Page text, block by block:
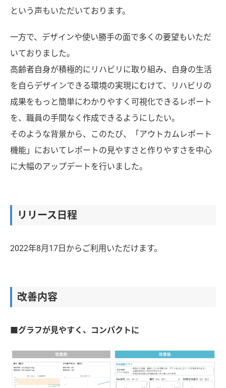
という声もいただいております。
一方で、デザインや使い勝手の面で多くの要望もいただ
いておりました。
高齢者自身が積極的にリハビリに取り組み、自身の生活
を自らデザインできる環境の実現にむけて、リハビリの
成果をもっと簡単にわかりやすく可視化できるレポート
を、職員の手間なく作成できるようにしたい。
そのような背景から、このたび、「アウトカムレポート
機能」においてレポートの見やすさと作りやすさを中心
に大幅のアップデートを行いました。
リリース日程
2022年8月17日からご利用いただけます。
改善内容
■グラフが見やすく、コンパクトに